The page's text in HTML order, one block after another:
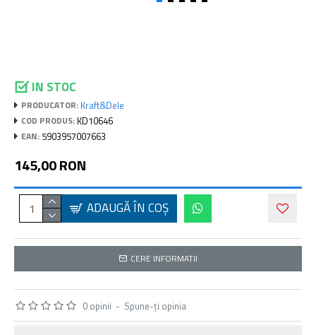
IN STOC
PRODUCATOR: Kraft&Dele
COD PRODUS: KD10646
EAN: 5903957007663
0 opinii - Spune-ţi opinia
145,00 RON
ADAUGĂ ÎN COŞ
CERE INFORMATII